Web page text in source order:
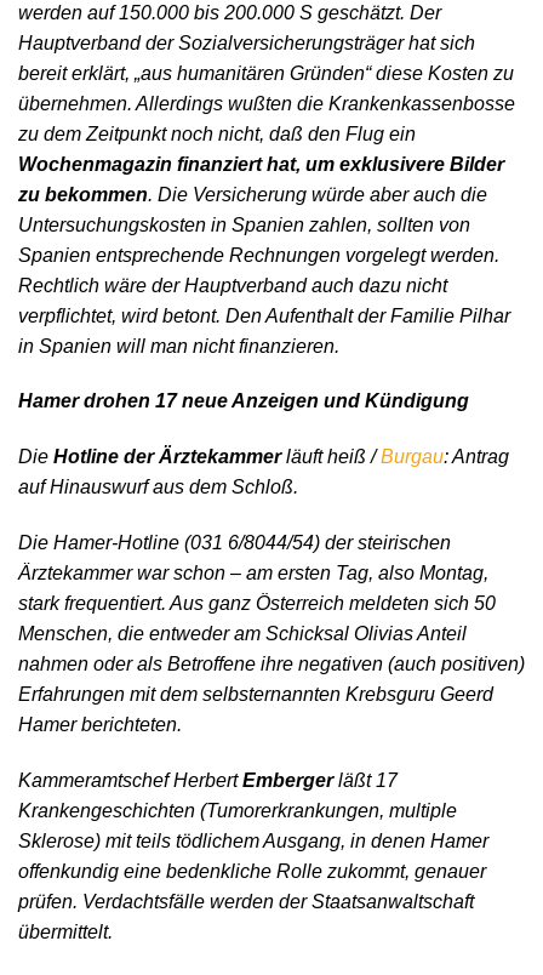
werden auf 150.000 bis 200.000 S geschätzt. Der
Hauptverband der Sozialversicherungsträger hat sich
bereit erklärt, „aus humanitären Gründen“ diese Kosten zu
übernehmen. Allerdings wußten die Krankenkassenbosse
zu dem Zeitpunkt noch nicht, daß den Flug ein
Wochenmagazin finanziert hat, um exklusivere Bilder
zu bekommen. Die Versicherung würde aber auch die
Untersuchungskosten in Spanien zahlen, sollten von
Spanien entsprechende Rechnungen vorgelegt werden.
Rechtlich wäre der Hauptverband auch dazu nicht
verpflichtet, wird betont. Den Aufenthalt der Familie Pilhar
in Spanien will man nicht finanzieren.
Hamer drohen 17 neue Anzeigen und Kündigung
Die Hotline der Ärztekammerläuft heiß /Burgau: Antrag
auf Hinauswurf aus dem Schloß.
Die Hamer-Hotline (031 6/8044/54) der steirischen
Ärztekammer war schon – am ersten Tag, also Montag,
stark frequentiert. Aus ganz Österreich meldeten sich 50
Menschen, die entweder am Schicksal Olivias Anteil
nahmen oder als Betroffene ihre negativen (auch positiven)
Erfahrungen mit dem selbsternannten Krebsguru Geerd
Hamer berichteten.
Kammeramtschef HerbertEmbergerläßt 17
Krankengeschichten (Tumorerkrankungen, multiple
Sklerose) mit teils tödlichem Ausgang, in denen Hamer
offenkundig eine bedenkliche Rolle zukommt, genauer
prüfen. Verdachtsfälle werden der Staatsanwaltschaft
übermittelt.